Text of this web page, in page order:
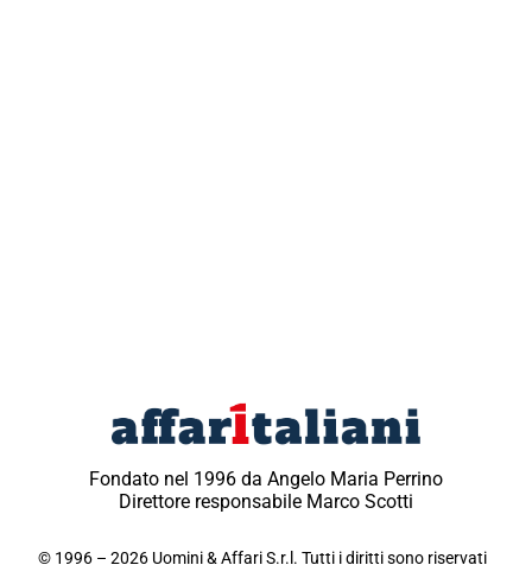
Fondato nel 1996 da Angelo Maria Perrino
Direttore responsabile Marco Scotti
© 1996 – 2026 Uomini & Affari S.r.l. Tutti i diritti sono riservati